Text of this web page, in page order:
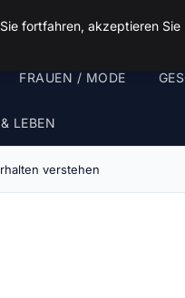
FRAUEN / MODE
LEBEN
verstehen
fortfahren, akzeptieren